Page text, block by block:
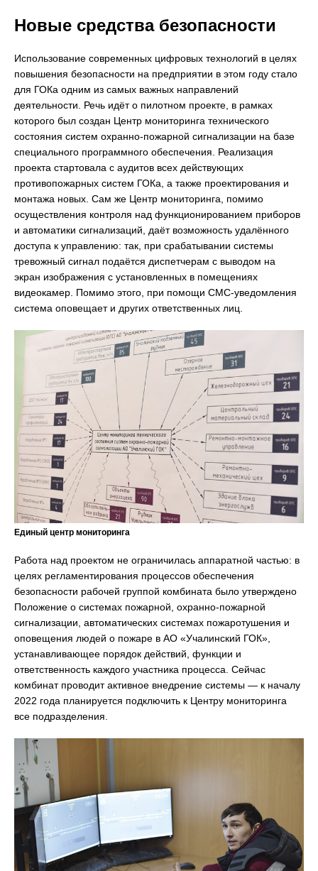
Новые средства безопасности
Использование современных цифровых технологий в целях
повышения безопасности на предприятии в этом году стало
для ГОКа одним из самых важных направлений
деятельности. Речь идёт о пилотном проекте, в рамках
которого был создан Центр мониторинга технического
состояния систем охранно-пожарной сигнализации на базе
специального программного обеспечения. Реализация
проекта стартовала с аудитов всех действующих
противопожарных систем ГОКа, а также проектирования и
монтажа новых. Сам же Центр мониторинга, помимо
осуществления контроля над функционированием приборов
и автоматики сигнализаций, даёт возможность удалённого
доступа к управлению: так, при срабатывании системы
тревожный сигнал подаётся диспетчерам с выводом на
экран изображения с установленных в помещениях
видеокамер. Помимо этого, при помощи СМС-уведомления
система оповещает и других ответственных лиц.
Единый центр мониторинга
Работа над проектом не ограничилась аппаратной частью: в
целях регламентирования процессов обеспечения
безопасности рабочей группой комбината было утверждено
Положение о системах пожарной, охранно-пожарной
сигнализации, автоматических системах пожаротушения и
оповещения людей о пожаре в АО «Учалинский ГОК»,
устанавливающее порядок действий, функции и
ответственность каждого участника процесса. Сейчас
комбинат проводит активное внедрение системы — к началу
2022 года планируется подключить к Центру мониторинга
все подразделения.